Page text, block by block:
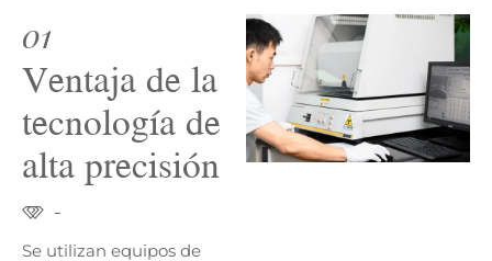
01
Ventaja de la
tecnología de
alta precisión
Se utilizan equipos de